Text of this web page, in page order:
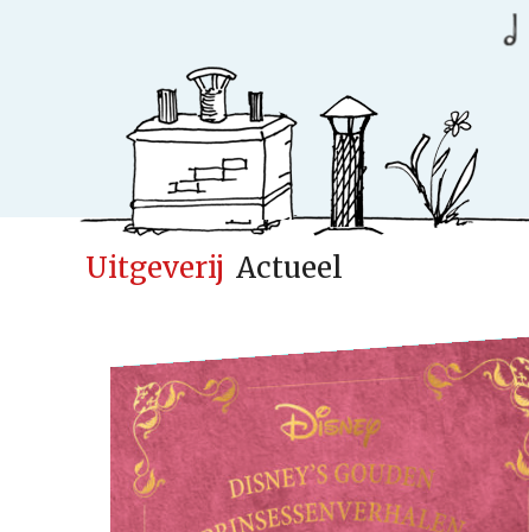
Actueel
Kinderen
Volwassenen
Cases
Samenwerken
Uitgeverij Actueel